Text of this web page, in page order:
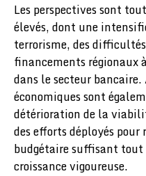
Les perspectives sont
élevés, dont une
terrorisme, des
financements régionaux
dans le secteur
économiques sont
détérioration de la
des efforts déployés
budgétaire suffisant
croissance vigoureuse.